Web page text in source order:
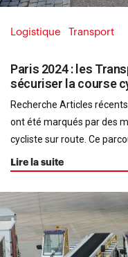
Logistique Transport
Paris 2024 : les
sécuriser la course
Recherche Articles
ont été marqués par des
cycliste sur route. Ce
Lire la suite